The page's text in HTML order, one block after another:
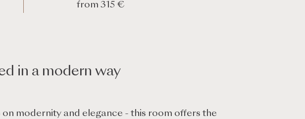
from 315 €
in a modern way
on modernity and elegance - this room offers the